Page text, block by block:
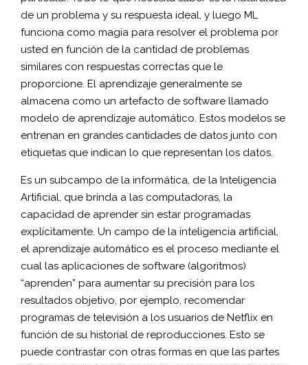
de un problema y su respuesta ideal, y luego ML
funciona como magia para resolver el problema por
usted en función de la cantidad de problemas
similares con respuestas correctas que le
proporcione. El aprendizaje generalmente se
almacena como un artefacto de software llamado
modelo de aprendizaje automático. Estos modelos se
entrenan en grandes cantidades de datos junto con
etiquetas que indican lo que representan los datos.
Es un subcampo de la informática, de la Inteligencia
Artificial, que brinda a las computadoras, la
capacidad de aprender sin estar programadas
explícitamente. Un campo de la inteligencia artificial,
el aprendizaje automático es el proceso mediante el
cual las aplicaciones de software (algoritmos)
“aprenden” para aumentar su precisión para los
resultados objetivo, por ejemplo, recomendar
programas de televisión a los usuarios de Netflix en
función de su historial de reproducciones. Esto se
puede contrastar con otras formas en que las partes